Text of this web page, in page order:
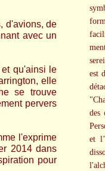
d'avions, de
avec un
et qu'ainsi le
elle
se trouve
pervers
l'exprime
2014 dans
pour
est
des
et